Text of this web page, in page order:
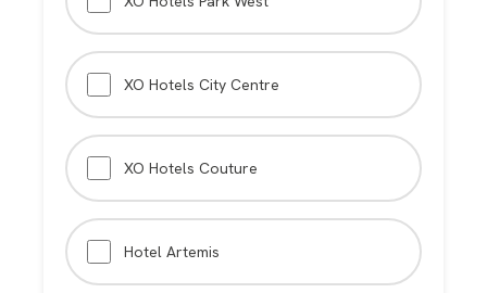
XO Hotels City Centre
XO Hotels Couture
Hotel Artemis